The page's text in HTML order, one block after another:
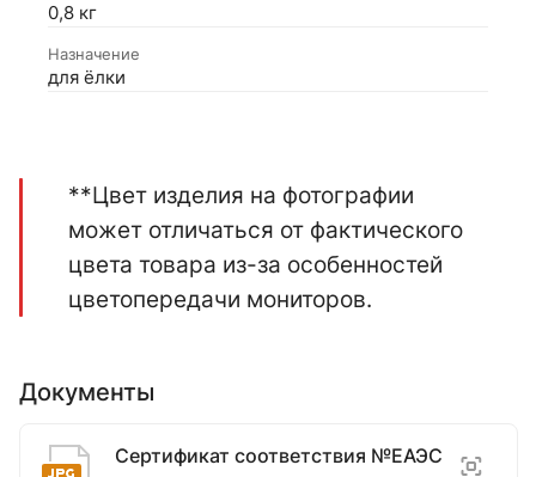
0,8 кг
Назначение
для ёлки
**Цвет изделия на фотографии
может отличаться от фактического
цвета товара из-за особенностей
цветопередачи мониторов.
Документы
Сертификат соответствия №ЕАЭС